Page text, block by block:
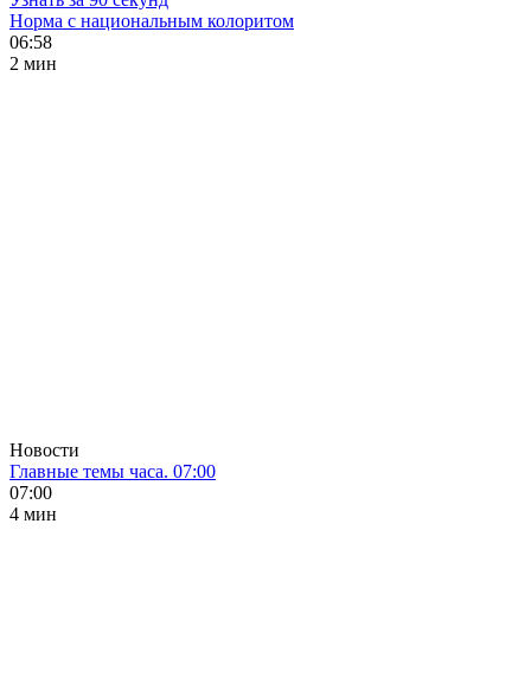
Норма с национальным колоритом
06:58
2 мин
Новости
Главные темы часа. 07:00
07:00
4 мин